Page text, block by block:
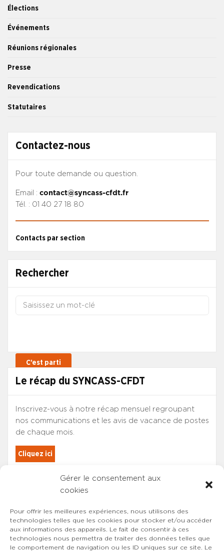
Gérer le consentement aux
cookies
Pour offrir les meilleures expériences, nous utilisons des
technologies telles que les cookies pour stocker et/ou accéder
aux informations des appareils. Le fait de consentir à ces
technologies nous permettra de traiter des données telles que
le comportement de navigation ou les ID uniques sur ce site. Le
Élections
Événements
Réunions régionales
Presse
Revendications
Statutaires
Contactez-nous
Pour toute demande ou question.
Email : contact@syncass-cfdt.fr
Tél. : 01 40 27 18 80
Contacts par section
Rechercher
Le récap du SYNCASS-CFDT
Inscrivez-vous à notre récap mensuel regroupant
nos communications et les avis de vacance de postes
de chaque mois.
Cliquez ici
Les adhérents du SYNCASS-CFDT
sont automatiquement inscrits.